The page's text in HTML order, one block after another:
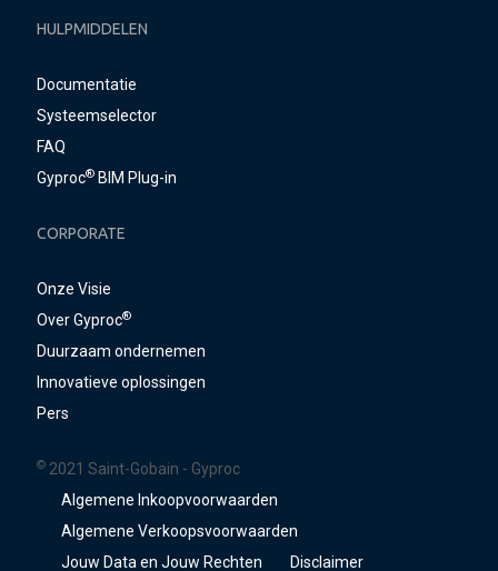
HULPMIDDELEN
Documentatie
Systeemselector
FAQ
Gyproc® BIM Plug-in
CORPORATE
Onze Visie
Over Gyproc®
Duurzaam ondernemen
Innovatieve oplossingen
Pers
© 2021 Saint-Gobain - Gyproc
Algemene Inkoopvoorwaarden
Algemene Verkoopsvoorwaarden
Jouw Data en Jouw Rechten
Disclaimer